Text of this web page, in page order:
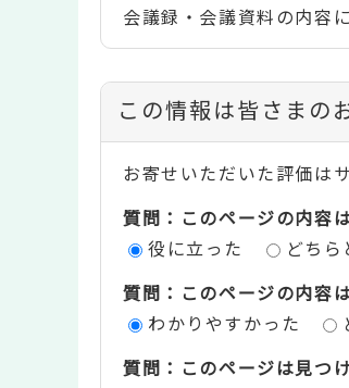
会議録・会議資料の内容
コ
ン
テ
ン
評
この情報は皆さまの
お寄せいただいた評価は
質問：このページの内容
役に立った
どち
質問：このページの内容
わかりやすかった
質問：このページは見つ